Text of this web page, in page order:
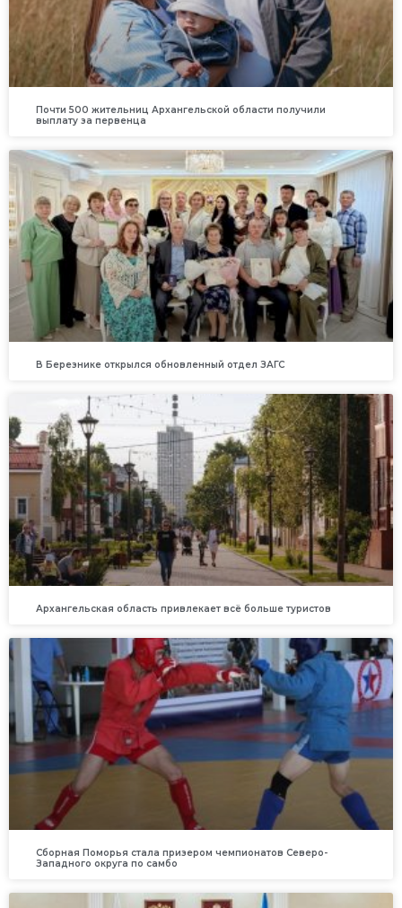
Почти 500 жительниц Архангельской области получили
выплату за первенца
В Березнике открылся обновленный отдел ЗАГС
Архангельская область привлекает всё больше туристов
Сборная Поморья стала призером чемпионатов Северо-
Западного округа по самбо